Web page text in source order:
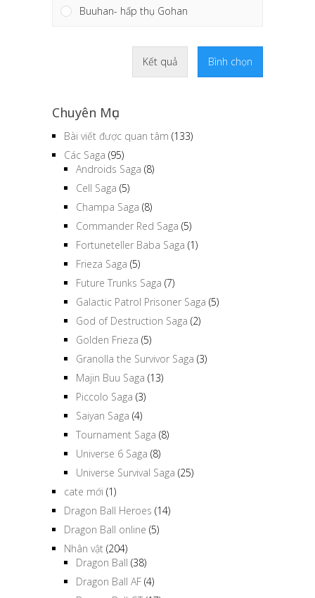
Buuhan- hấp thụ Gohan
Kết quả Bình chọn
Chuyên Mục
Bài viết được quan tâm (133)
Các Saga (95)
Androids Saga (8)
Cell Saga (5)
Champa Saga (8)
Commander Red Saga (5)
Fortuneteller Baba Saga (1)
Frieza Saga (5)
Future Trunks Saga (7)
Galactic Patrol Prisoner Saga (5)
God of Destruction Saga (2)
Golden Frieza (5)
Granolla the Survivor Saga (3)
Majin Buu Saga (13)
Piccolo Saga (3)
Saiyan Saga (4)
Tournament Saga (8)
Universe 6 Saga (8)
Universe Survival Saga (25)
cate mới (1)
Dragon Ball Heroes (14)
Dragon Ball online (5)
Nhân vật (204)
Dragon Ball (38)
Dragon Ball AF (4)